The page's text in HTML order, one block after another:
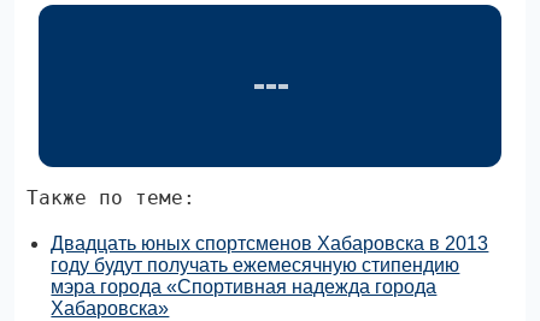
Также по теме:
Двадцать юных спортсменов Хабаровска в 2013
году будут получать ежемесячную стипендию
мэра города «Спортивная надежда города
Хабаровска»